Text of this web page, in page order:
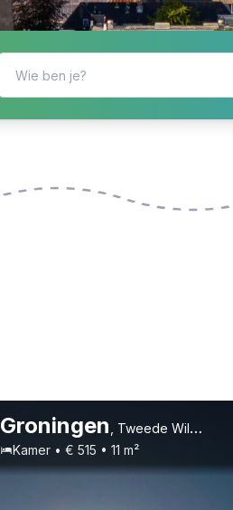
Groningen
Tweede Willemstraat
Kamer • € 515 • 11 m²